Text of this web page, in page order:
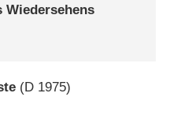
Wiedersehens
(D 1975)